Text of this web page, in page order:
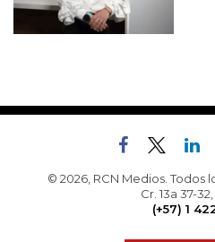
© 2026, RCN Medios. Todos
Cr. 13a 37-
(+57) 1